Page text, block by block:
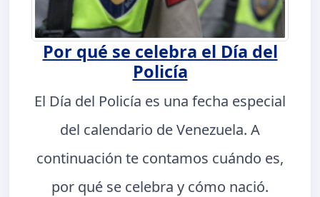
Por qué se celebra el Día del
Policía
El Día del Policía es una fecha especial
del calendario de Venezuela. A
continuación te contamos cuándo es,
por qué se celebra y cómo nació.